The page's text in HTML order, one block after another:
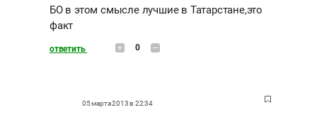
БО в этом смысле лучшие в Татарстане,это
факт
ответить 0
05 марта 2013 в 22:34